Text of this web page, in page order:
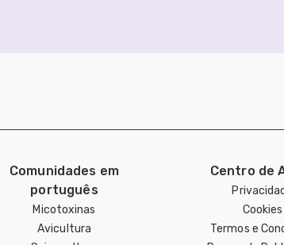
Comunidades em
português
Micotoxinas
Avicultura
Centro de
Cookies
Termos e